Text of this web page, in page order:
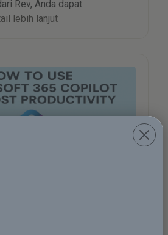
Rev, Anda dapat
lebih lanjut